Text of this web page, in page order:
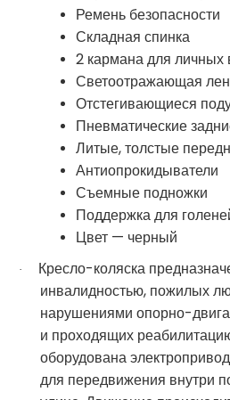
Ремень безопасности
Складная спинка
2 кармана для личных
Светоотражающая
Отстегивающиеся
Пневматические
Литые, толстые
Антиопрокидыватели
Съемные подножки
Поддержка для
Цвет — черный
·
Кресло-коляска
инвалидностью, пожилых
нарушениями опорно-
и проходящих
оборудована
для передвижения внутри